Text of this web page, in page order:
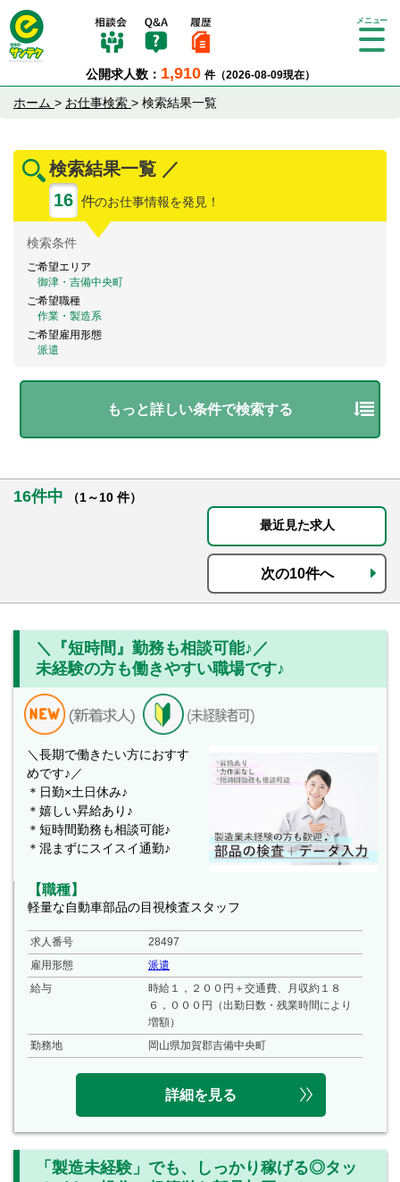
公開求人数： 1,910 件（2026-08-09現在）
Tog
ホーム > お仕事検索 > 検索結果一覧
検索結果一覧 ／
16 件のお仕事情報を発見！
検索条件
ご希望エリア
御津・吉備中央町
ご希望職種
作業・製造系
ご希望雇用形態
派遣
もっと詳しい条件で検索する
16件中
（1～10 件）
最近見た求人
次の10件へ
＼『短時間』勤務も相談可能♪／
未経験の方も働きやすい職場です♪
＼長期で働きたい方におすす
めです♪／
＊日勤×土日休み♪
＊嬉しい昇給あり♪
＊短時間勤務も相談可能♪
＊混まずにスイスイ通勤♪
【職種】
軽量な自動車部品の目視検査スタッフ
求人番号
28497
雇用形態
派遣
給与
時給１，２００円＋交通費、月収約１８
６，０００円（出勤日数・残業時間により
増額）
勤務地
岡山県加賀郡吉備中央町
詳細を見る
「製造未経験」でも、しっかり稼げる◎タッ